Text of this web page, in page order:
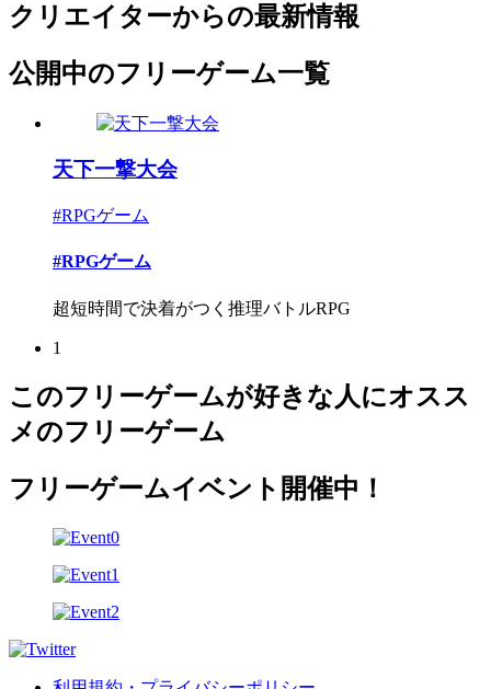
クリエイターからの最新情報
公開中のフリーゲーム一覧
天下一撃大会
#RPGゲーム
#RPGゲーム
超短時間で決着がつく推理バトルRPG
1
このフリーゲームが好きな人にオスス
メのフリーゲーム
フリーゲームイベント開催中！